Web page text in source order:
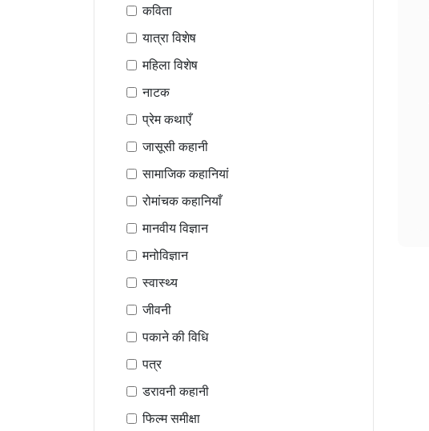
कविता
यात्रा विशेष
महिला विशेष
नाटक
प्रेम कथाएँ
जासूसी कहानी
सामाजिक कहानियां
रोमांचक कहानियाँ
मानवीय विज्ञान
मनोविज्ञान
स्वास्थ्य
जीवनी
पकाने की विधि
पत्र
डरावनी कहानी
फिल्म समीक्षा